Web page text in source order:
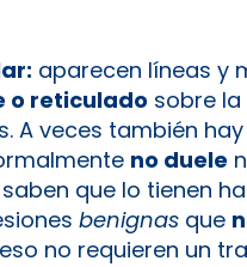
aparecen líneas y
o reticulado sobre
A veces también
no duele
que lo tienen
benignasque
no requieren un